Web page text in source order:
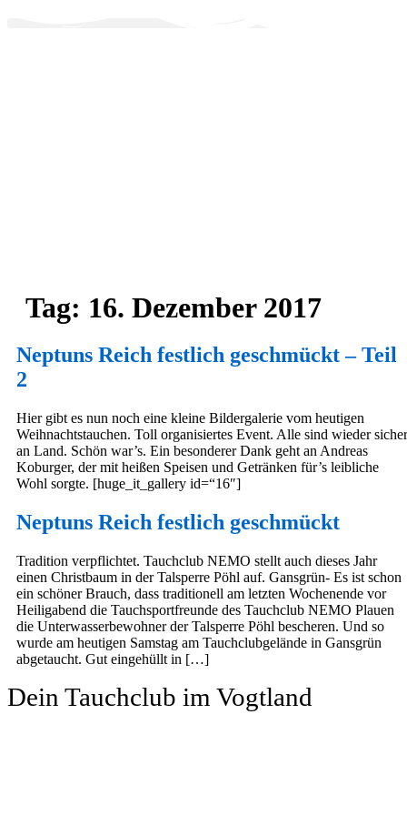
Tag: 16. Dezember 2017
Neptuns Reich festlich geschmückt – Teil
2
Hier gibt es nun noch eine kleine Bildergalerie vom heutigen
Weihnachtstauchen. Toll organisiertes Event. Alle sind wieder sicher
an Land. Schön war’s. Ein besonderer Dank geht an Andreas
Koburger, der mit heißen Speisen und Getränken für’s leibliche
Wohl sorgte. [huge_it_gallery id=“16″]
Neptuns Reich festlich geschmückt
Tradition verpflichtet. Tauchclub NEMO stellt auch dieses Jahr
einen Christbaum in der Talsperre Pöhl auf. Gansgrün- Es ist schon
ein schöner Brauch, dass traditionell am letzten Wochenende vor
Heiligabend die Tauchsportfreunde des Tauchclub NEMO Plauen
die Unterwasserbewohner der Talsperre Pöhl bescheren. Und so
wurde am heutigen Samstag am Tauchclubgelände in Gansgrün
abgetaucht. Gut eingehüllt in […]
Dein Tauchclub im Vogtland